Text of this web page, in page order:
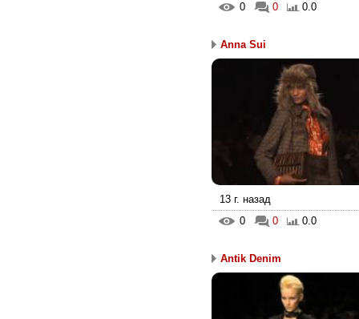
0
0 0.0
Anna Sui
13 г. назад
0
0 0.0
Antik Denim